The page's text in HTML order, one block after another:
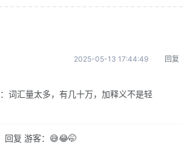
2025-05-13 17:44:49 回复
词汇量太多，有几十万，加释义不是轻
回复 游客：😅😂🤭